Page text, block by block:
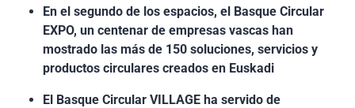
En el segundo de los espacios, el Basque Circular
EXPO, un centenar de empresas vascas han
mostrado las más de 150 soluciones, servicios y
productos circulares creados en Euskadi
El Basque Circular VILLAGE ha servido de